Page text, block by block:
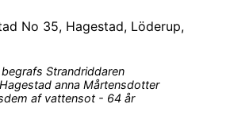
No 35, Hagestad, Löderup,
Strandriddaren
anna Mårtensdotter
af vattensot - 64 år